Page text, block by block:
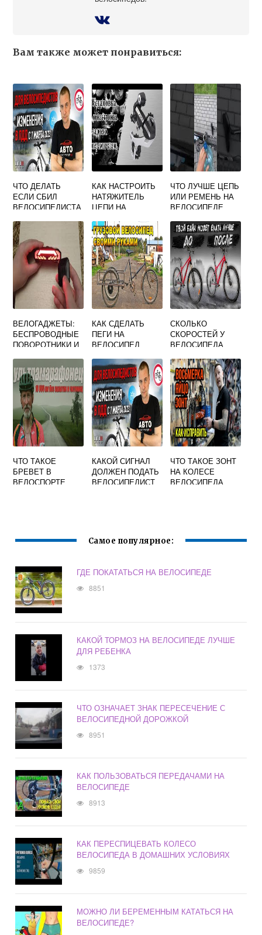
Вам также может понравиться:
ЧТО ДЕЛАТЬ
ЕСЛИ СБИЛ
ВЕЛОСИПЕДИСТА
ЧАСТИ
КАК НАСТРОИТЬ
НАТЯЖИТЕЛЬ
ЦЕПИ НА
ЧТО ЛУЧШЕ ЦЕПЬ
ИЛИ РЕМЕНЬ НА
ВЕЛОСИПЕДЕ
ВЕЛОГАДЖЕТЫ:
БЕСПРОВОДНЫЕ
ПОВОРОТНИКИ И
КАК СДЕЛАТЬ
ПЕГИ НА
ВЕЛОСИПЕД
СКОЛЬКО
СКОРОСТЕЙ У
ВЕЛОСИПЕДА
ЧТО ТАКОЕ
БРЕВЕТ В
ВЕЛОСПОРТЕ
КАКОЙ СИГНАЛ
ДОЛЖЕН ПОДАТЬ
ВЕЛОСИПЕДИСТ
ЧТО ТАКОЕ ЗОНТ
НА КОЛЕСЕ
ВЕЛОСИПЕДА
Самое популярное:
ГДЕ ПОКАТАТЬСЯ НА ВЕЛОСИПЕДЕ
8851
КАКОЙ ТОРМОЗ НА ВЕЛОСИПЕДЕ ЛУЧШЕ
ДЛЯ РЕБЕНКА
1373
ЧТО ОЗНАЧАЕТ ЗНАК ПЕРЕСЕЧЕНИЕ С
ВЕЛОСИПЕДНОЙ ДОРОЖКОЙ
8951
КАК ПОЛЬЗОВАТЬСЯ ПЕРЕДАЧАМИ НА
ВЕЛОСИПЕДЕ
8913
КАК ПЕРЕСПИЦЕВАТЬ КОЛЕСО
ВЕЛОСИПЕДА В ДОМАШНИХ УСЛОВИЯХ
9859
МОЖНО ЛИ БЕРЕМЕННЫМ КАТАТЬСЯ НА
ВЕЛОСИПЕДЕ?